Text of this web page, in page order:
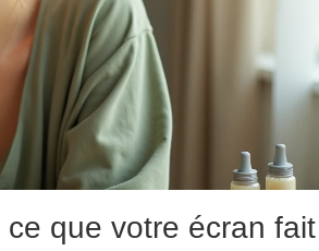
que votre écran fait